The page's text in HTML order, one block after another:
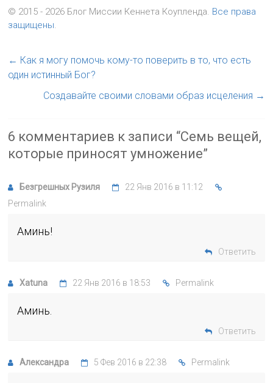
© 2015 - 2026 Блог Миссии Кеннета Коупленда. Все права
защищены.
← Как я могу помочь кому-то поверить в то, что есть
один истинный Бог?
Создавайте своими словами образ исцеления →
6 комментариев к записи “Семь вещей,
которые приносят умножение”
Безгрешных Рузиля
22 Янв 2016 в 11:12
Permalink
Аминь!
Ответить
Xatuna 22 Янв 2016 в 18:53 Permalink
Аминь.
Ответить
Александра 5 Фев 2016 в 22:38 Permalink